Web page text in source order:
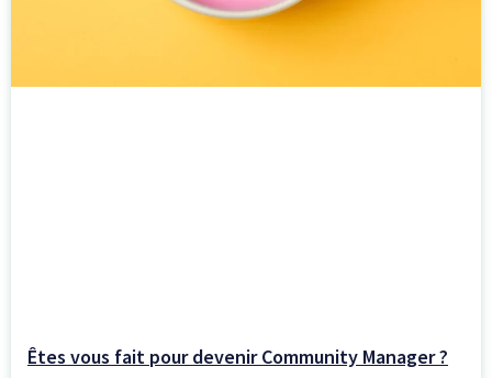
Êtes vous fait pour devenir Community Manager ?